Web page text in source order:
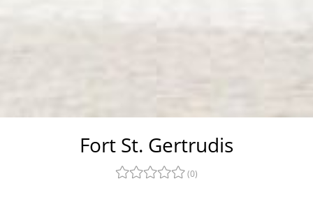
Fort St. Gertrudis
(0)